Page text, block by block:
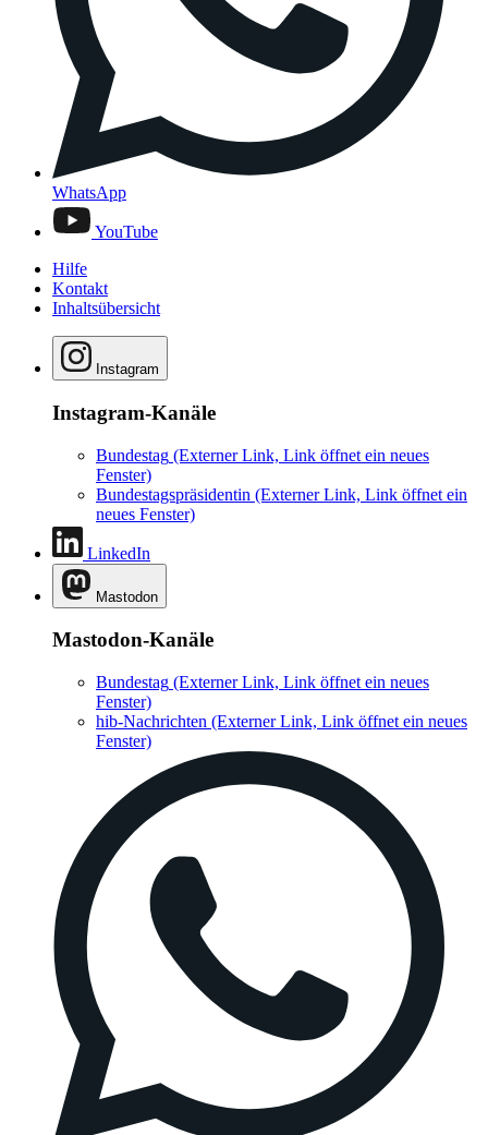
WhatsApp
YouTube
Hilfe
Kontakt
Inhaltsübersicht
Instagram
Instagram-Kanäle
Bundestag (Externer Link, Link öffnet ein neues
Fenster)
Bundestagspräsidentin (Externer Link, Link öffnet ein
neues Fenster)
LinkedIn
Mastodon
Mastodon-Kanäle
Bundestag (Externer Link, Link öffnet ein neues
Fenster)
hib-Nachrichten (Externer Link, Link öffnet ein neues
Fenster)